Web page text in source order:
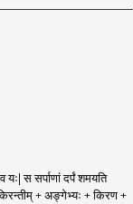
स सर्पाणां दर्पं शमयति
+ अङ्गेभ्यः + किरण +